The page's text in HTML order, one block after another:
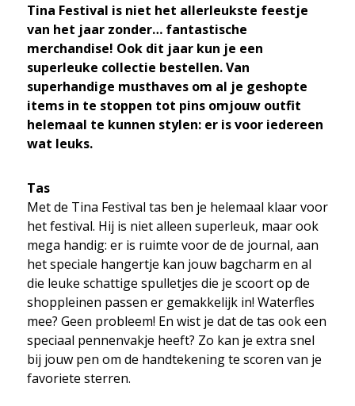
Tina Festival is niet het allerleukste feestje
van het jaar zonder… fantastische
merchandise! Ook dit jaar kun je een
superleuke collectie bestellen. Van
superhandige musthaves om al je geshopte
items in te stoppen tot pins omjouw outfit
helemaal te kunnen stylen: er is voor iedereen
wat leuks.
Tas
Met de Tina Festival tas ben je helemaal klaar voor
het festival. Hij is niet alleen superleuk, maar ook
mega handig: er is ruimte voor de de journal, aan
het speciale hangertje kan jouw bagcharm en al
die leuke schattige spulletjes die je scoort op de
shoppleinen passen er gemakkelijk in! Waterfles
mee? Geen probleem! En wist je dat de tas ook een
speciaal pennenvakje heeft? Zo kan je extra snel
bij jouw pen om de handtekening te scoren van je
favoriete sterren.